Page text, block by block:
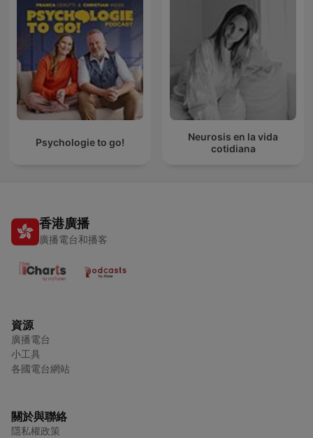
Psychologie to go!
Neurosis en la vida
cotidiana
香港廣播
廣播電台和播客
資源
廣播電台
小工具
各國電台網站
關於與聯絡
隱私權政策